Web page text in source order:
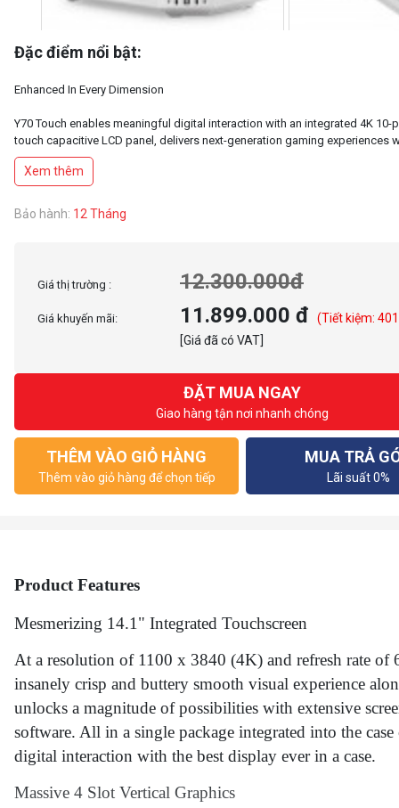
Đặc điểm nổi bật:
Enhanced In Every Dimension
Y70 Touch enables meaningful digital interaction with an integrated 4K 10-
touch capacitive LCD panel, delivers next-generation gaming experiences
4-slot vertical graphics, and unlocks maximum performance with
capacity. All while celebrating your favorite hardware by showing off your
Xem thêm
Bảo hành: 12 Tháng
Giá thị trường : 12.300.000đ
Giá khuyến mãi: 11.899.000 đ
(Tiết kiệm:
[Giá đã có VAT]
ĐẶT MUA NGAY
Giao hàng tận nơi nhanh chóng
THÊM VÀO GIỎ HÀNG
Thêm vào giỏ hàng để chọn tiếp
MUA TRẢ
Lãi suất 0%
Product Features
Mesmerizing 14.1" Integrated Touchscreen
At a resolution of 1100 x 3840 (4K) and refresh rate of
insanely crisp and buttery smooth visual experience
unlocks a magnitude of possibilities with extensive
software. All in a single package integrated into the
digital interaction with the best display ever in a case.
Massive 4 Slot Vertical Graphics